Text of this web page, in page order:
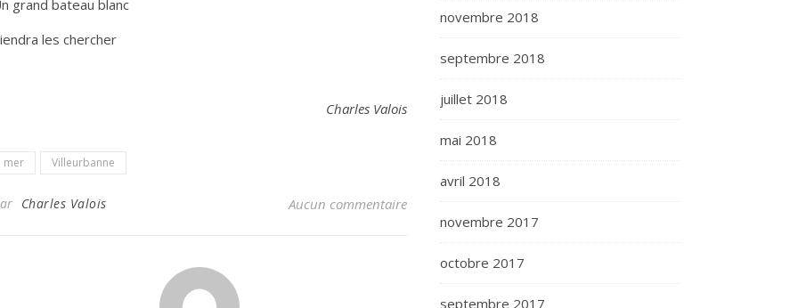
grand bateau blanc
les chercher
Charles Valois
mer Villeurbanne
Charles Valois Aucun commentaire
novembre 2018
septembre 2018
juillet 2018
mai 2018
avril 2018
novembre 2017
octobre 2017
septembre 2017